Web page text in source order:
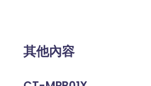
其他內容